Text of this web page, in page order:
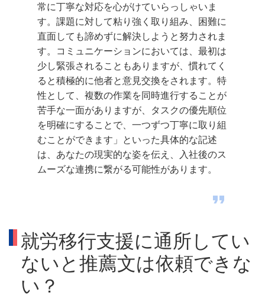
常に丁寧な対応を心がけていらっしゃいま
す。課題に対して粘り強く取り組み、困難に
直面しても諦めずに解決しようと努力されま
す。コミュニケーションにおいては、最初は
少し緊張されることもありますが、慣れてく
ると積極的に他者と意見交換をされます。特
性として、複数の作業を同時進行することが
苦手な一面がありますが、タスクの優先順位
を明確にすることで、一つずつ丁寧に取り組
むことができます」といった具体的な記述
は、あなたの現実的な姿を伝え、入社後のス
ムーズな連携に繋がる可能性があります。
就労移行支援に通所してい
ないと推薦文は依頼できな
い？